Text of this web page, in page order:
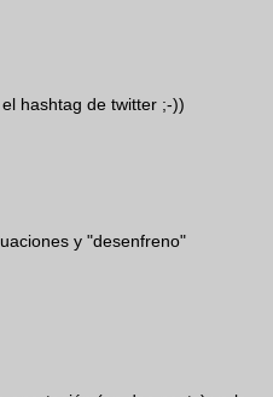
hashtag de twitter ;-))
y "desenfreno"